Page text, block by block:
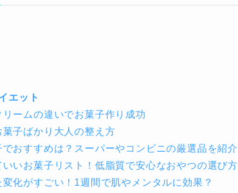
エット
ームの違いでお菓子作り成功
菓子ばかり大人の整え方
おすすめは？スーパーやコンビニの厳選品を紹介
いお菓子リスト！低脂質で安心なおやつの選び方
化がすごい！1週間で肌やメンタルに効果？